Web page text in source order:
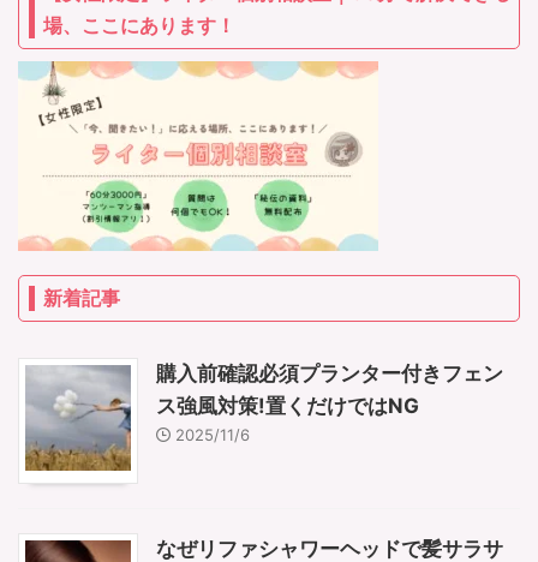
場、ここにあります！
新着記事
購入前確認必須プランター付きフェン
ス強風対策!置くだけではNG
2025/11/6
なぜリファシャワーヘッドで髪サラサ